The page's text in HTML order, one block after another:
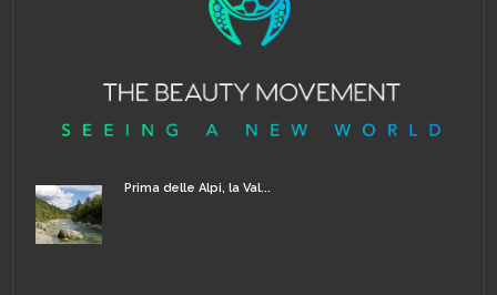
Prima delle Alpi, la Val...